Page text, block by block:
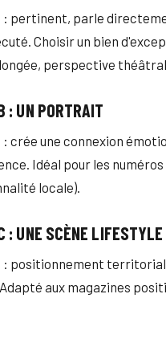
: pertinent, parle
Choisir un bien
perspective
: UN PORTRAIT
: crée une connexion
Idéal pour les
locale).
: UNE SCÈNE
: positionnement
aux magazines